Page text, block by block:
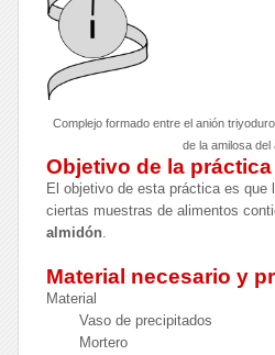
Complejo formado entre el anión
de la amilosa del
Objetivo de la práctica
El objetivo de esta práctica es que
ciertas muestras de alimentos
almidón.
Material necesario y
Material
Vaso de precipitados
Mortero